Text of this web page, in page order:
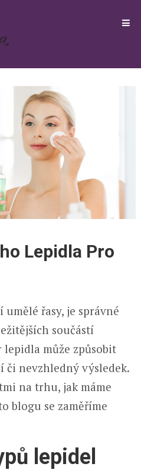
Lepidla Pro
řasy, je správné
součástí
lepidla může způsobit
či nevzhledný výsledek.
na trhu, jak máme
blogu se zaměříme
lepidel